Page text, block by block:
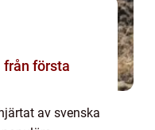
från första
av svenska